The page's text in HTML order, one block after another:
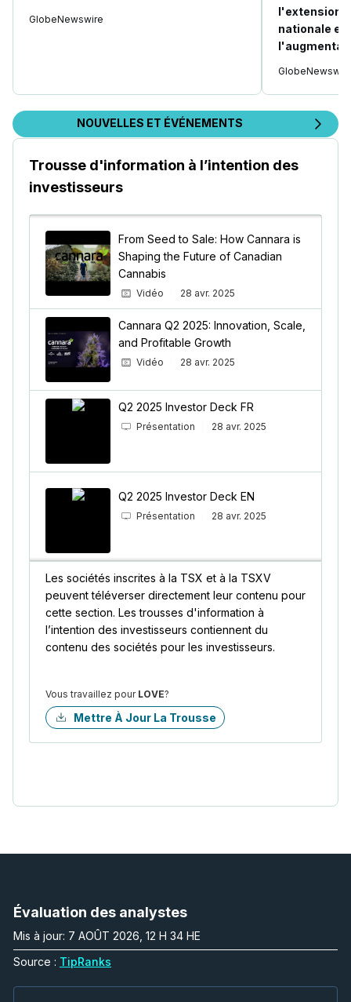
GlobeNewswire
l'extension
nationale et
NOUVELLES ET ÉVÉNEMENTS
Trousse d'information à l’intention des
investisseurs
From Seed to Sale: How Cannara is
Shaping the Future of Canadian
Cannabis
Vidéo 28 avr. 2025
Cannara Q2 2025: Innovation, Scale,
and Profitable Growth
Vidéo 28 avr. 2025
Q2 2025 Investor Deck FR
Présentation 28 avr. 2025
Q2 2025 Investor Deck EN
Présentation 28 avr. 2025
Les sociétés inscrites à la TSX et à la TSXV
peuvent téléverser directement leur contenu pour
cette section. Les trousses d'information à
l’intention des investisseurs contiennent du
contenu des sociétés pour les investisseurs.
Vous travaillez pour LOVE?
Mettre À Jour La Trousse
Évaluation des analystes
Mis à jour: 7 AOÛT 2026, 12 H 34 HE
Source : TipRanks